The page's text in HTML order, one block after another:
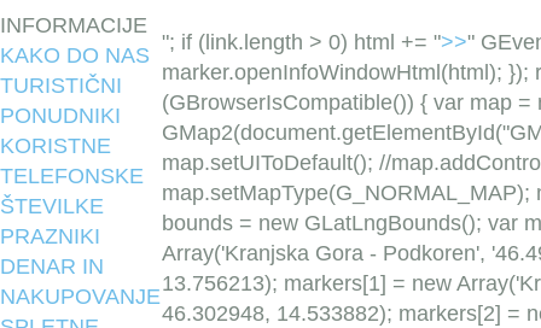
INFORMACIJE
KAKO DO NAS
TURISTIČNI
PONUDNIKI
KORISTNE
TELEFONSKE
ŠTEVILKE
PRAZNIKI
DENAR IN
NAKUPOVANJE
"; if (link.length > 0) html += ">>"
marker.openInfoWindowHtml(html);
(GBrowserIsCompatible()) { var map =
map.setUIToDefault(); //
bounds = new GLatLngBounds(); var
Array('Kranjska Gora - Podkoren',
13.756213); markers[1] = new
46.302948, 14.533882); markers[2] =